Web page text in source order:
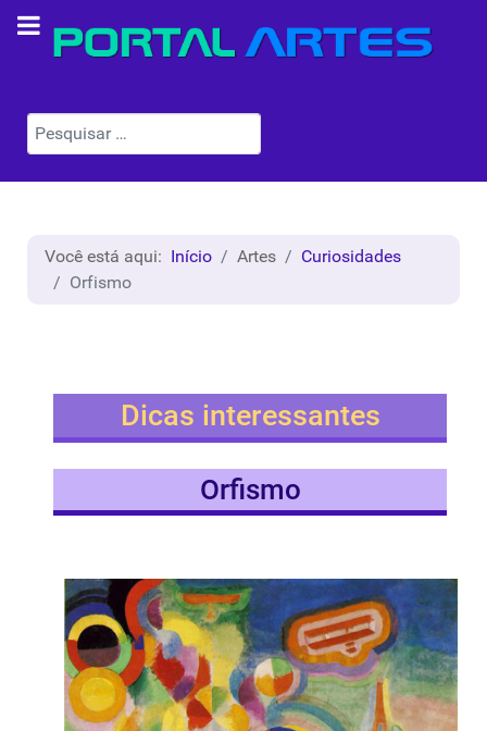
Pesquisar
Você está aqui: Início Artes
Curiosidades
Orfismo
Dicas interessantes
Orfismo